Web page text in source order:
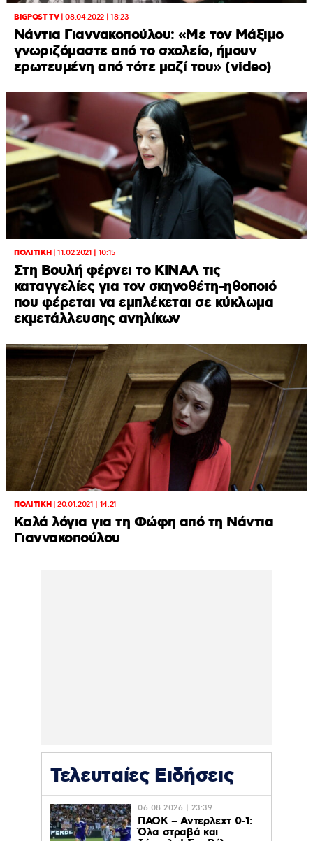
BIGPOST TV|08.04.2022 | 18:23
Νάντια Γιαννακοπούλου: «Με τον Μάξιμο
γνωριζόμαστε από το σχολείο, ήμουν
ερωτευμένη από τότε μαζί του» (video)
ΠΟΛΙΤΙΚΗ|11.02.2021 | 10:15
Στη Βουλή φέρνει το ΚΙΝΑΛ τις
καταγγελίες για τον σκηνοθέτη-ηθοποιό
που φέρεται να εμπλέκεται σε κύκλωμα
εκμετάλλευσης ανηλίκων
ΠΟΛΙΤΙΚΗ|20.01.2021 | 14:21
Καλά λόγια για τη Φώφη από τη Νάντια
Γιαννακοπούλου
Τελευταίες Ειδήσεις
06.08.2026 | 23:39
ΠΑΟΚ – Αντερλεχτ 0-1:
Όλα στραβά και